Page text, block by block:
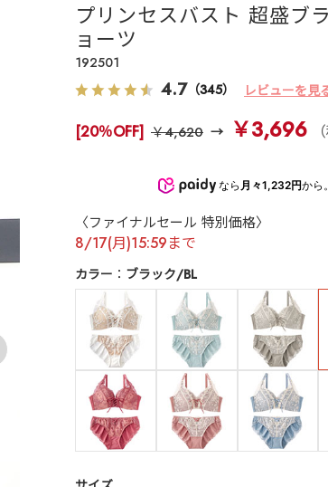
プリンセスバスト 超盛ブ
ョーツ
192501
4.7（345） レビューを見
[20％OFF] ￥4,620 ￥3,696
なら 月々1,232円から
〈ファイナルセール 特別価格〉
8/17(月)15:59まで
カラー ブラック/BL